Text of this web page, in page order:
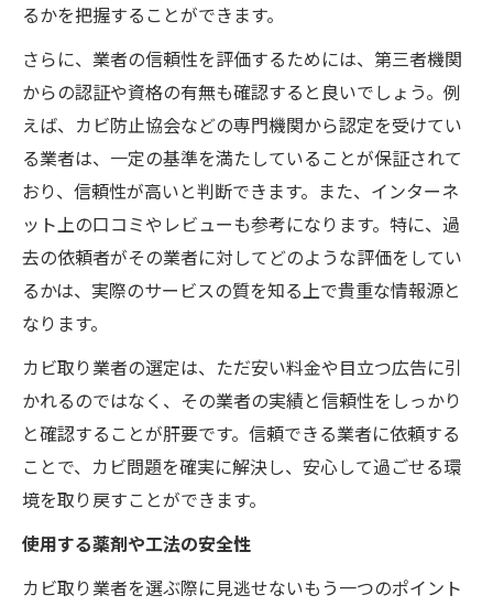
るかを把握することができます。
さらに、業者の信頼性を評価するためには、第三者機関
からの認証や資格の有無も確認すると良いでしょう。例
えば、カビ防止協会などの専門機関から認定を受けてい
る業者は、一定の基準を満たしていることが保証されて
おり、信頼性が高いと判断できます。また、インターネ
ット上の口コミやレビューも参考になります。特に、過
去の依頼者がその業者に対してどのような評価をしてい
るかは、実際のサービスの質を知る上で貴重な情報源と
なります。
カビ取り業者の選定は、ただ安い料金や目立つ広告に引
かれるのではなく、その業者の実績と信頼性をしっかり
と確認することが肝要です。信頼できる業者に依頼する
ことで、カビ問題を確実に解決し、安心して過ごせる環
境を取り戻すことができます。
使用する薬剤や工法の安全性
カビ取り業者を選ぶ際に見逃せないもう一つのポイント